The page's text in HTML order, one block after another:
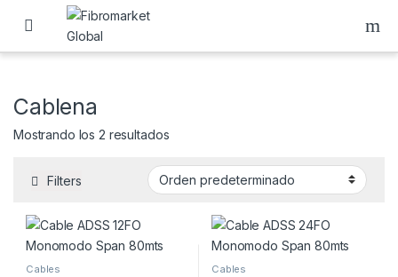
Skip to navigation
Skip to content
Cablena
Mostrando los 2 resultados
Filters
Cables Cables